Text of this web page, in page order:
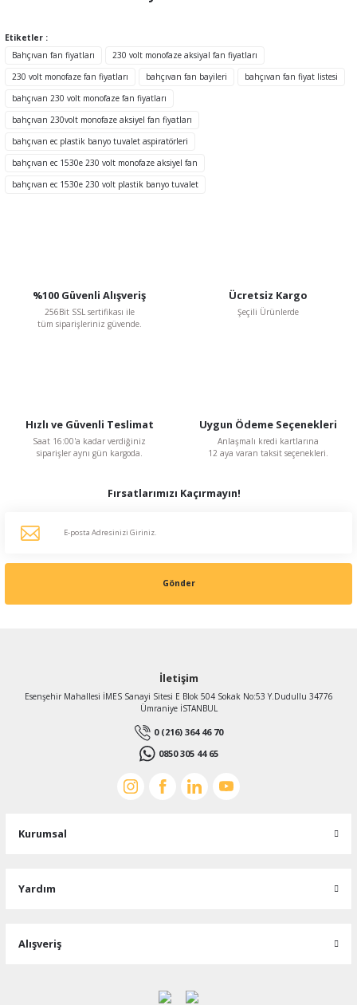
Görüş ve önerileriniz için teşekkür ederiz.
Ürün fiyatı diğer sitelerden daha pahalı.
Bu ürüne benzer farklı alternatifler olmalı.
TÜKENDİ
BVN Bahçıvan
%48 1.569,18 TL
Etiketler :
Bahçıvan fan fiyatları
230 volt monofaze aksiyal fan fiyatları
230 volt monofaze fan fiyatları
bahçıvan fan bayileri
bahçıvan fan fiyat listesi
bahçıvan 230 volt monofaze fan fiyatları
bahçıvan 230volt monofaze aksiyel fan fiyatları
bahçıvan ec plastik banyo tuvalet aspiratörleri
bahçıvan ec 1530e 230 volt monofaze aksiyel fan
bahçıvan ec 1530e 230 volt plastik banyo tuvalet
%100 Güvenli Alışveriş
256Bit SSL sertifikası ile
tüm siparişleriniz güvende.
Ücretsiz Kargo
Şeçili Ürünlerde
Hızlı ve Güvenli Teslimat
Saat 16:00'a kadar verdiğiniz
siparişler aynı gün kargoda.
Uygun Ödeme Seçenekleri
Anlaşmalı kredi kartlarına
12 aya varan taksit seçenekleri.
Fırsatlarımızı Kaçırmayın!
Gönder
İletişim
Esenşehir Mahallesi İMES Sanayi Sitesi E Blok 504 Sokak No:53 Y.Dudullu 34776
Ümraniye İSTANBUL
0 (216) 364 46 70
0850 305 44 65
Kurumsal
Yardım
Alışveriş